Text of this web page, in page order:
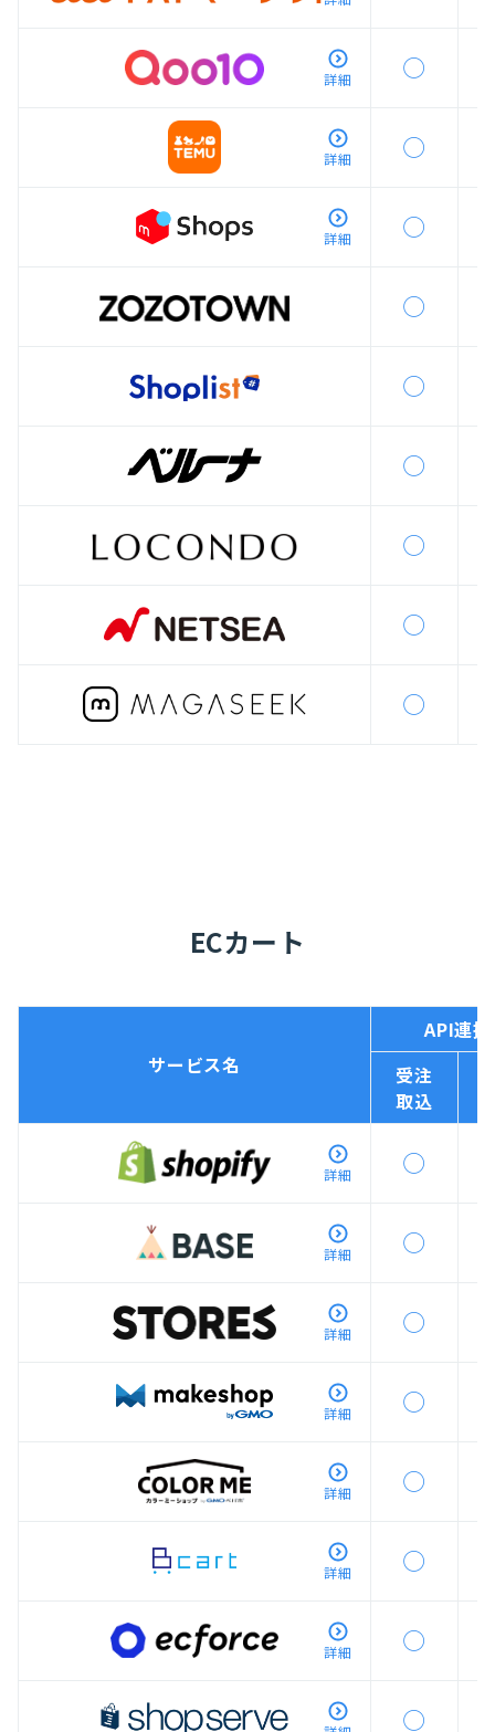
詳細 ◯
詳細 ◯
詳細 ◯
◯
◯
◯
◯
◯
◯
ECカート
サービス名
API連携
受注
取込
詳細 ◯
詳細 ◯
詳細 ◯
詳細 ◯
詳細 ◯
詳細 ◯
詳細 ◯
◯